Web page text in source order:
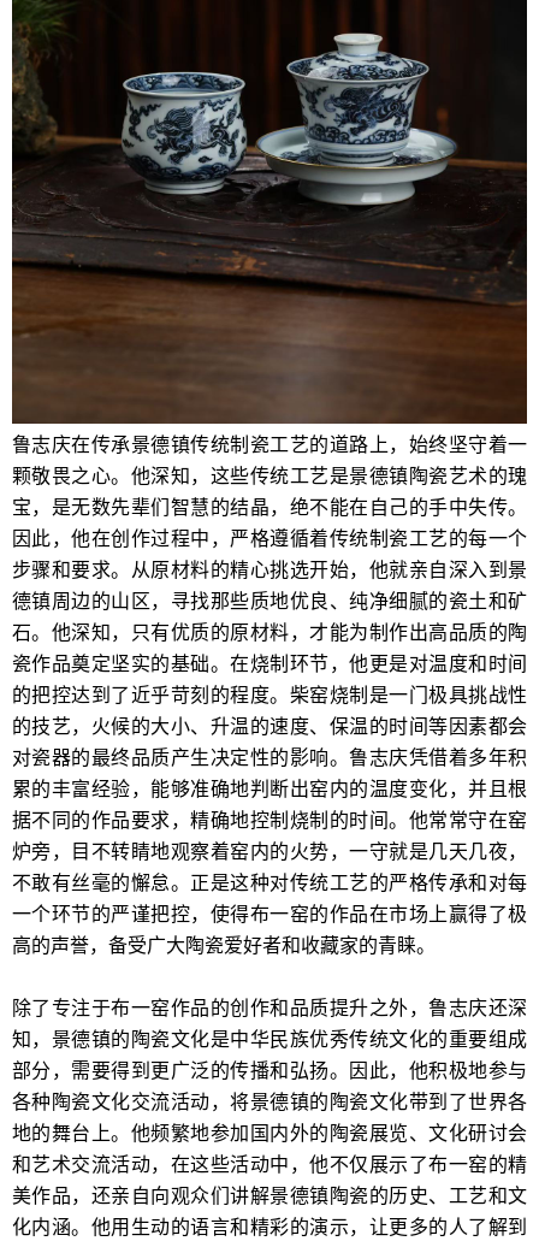
鲁志庆在传承景德镇传统制瓷工艺的道路上，始终坚守着一
颗敬畏之心。他深知，这些传统工艺是景德镇陶瓷艺术的瑰
宝，是无数先辈们智慧的结晶，绝不能在自己的手中失传。
因此，他在创作过程中，严格遵循着传统制瓷工艺的每一个
步骤和要求。从原材料的精心挑选开始，他就亲自深入到景
德镇周边的山区，寻找那些质地优良、纯净细腻的瓷土和矿
石。他深知，只有优质的原材料，才能为制作出高品质的陶
瓷作品奠定坚实的基础。在烧制环节，他更是对温度和时间
的把控达到了近乎苛刻的程度。柴窑烧制是一门极具挑战性
的技艺，火候的大小、升温的速度、保温的时间等因素都会
对瓷器的最终品质产生决定性的影响。鲁志庆凭借着多年积
累的丰富经验，能够准确地判断出窑内的温度变化，并且根
据不同的作品要求，精确地控制烧制的时间。他常常守在窑
炉旁，目不转睛地观察着窑内的火势，一守就是几天几夜，
不敢有丝毫的懈怠。正是这种对传统工艺的严格传承和对每
一个环节的严谨把控，使得布一窑的作品在市场上赢得了极
高的声誉，备受广大陶瓷爱好者和收藏家的青睐。
除了专注于布一窑作品的创作和品质提升之外，鲁志庆还深
知，景德镇的陶瓷文化是中华民族优秀传统文化的重要组成
部分，需要得到更广泛的传播和弘扬。因此，他积极地参与
各种陶瓷文化交流活动，将景德镇的陶瓷文化带到了世界各
地的舞台上。他频繁地参加国内外的陶瓷展览、文化研讨会
和艺术交流活动，在这些活动中，他不仅展示了布一窑的精
美作品，还亲自向观众们讲解景德镇陶瓷的历史、工艺和文
化内涵。他用生动的语言和精彩的演示，让更多的人了解到